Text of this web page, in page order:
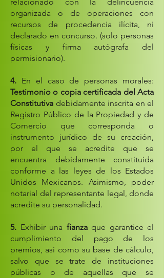
organizada o de operaciones con
recursos de procedencia ilícita, ni
declarado en concurso. (solo personas
físicas y firma autógrafa del
permisionario).
4. En el caso de personas morales:
Testimonio o copia certificada del Acta
Constitutiva debidamente inscrita en el
Registro Público de la Propiedad y de
Comercio que corresponda o
instrumento jurídico de su creación,
por el que se acredite que se
encuentra debidamente constituida
conforme a las leyes de los Estados
Unidos Mexicanos. Asimismo, poder
notarial del representante legal, donde
acredite su personalidad.
5. Exhibir una fianzaque garantice el
cumplimiento del pago de los
premios, así como su base de cálculo,
salvo que se trate de instituciones
públicas o de aquellas que se